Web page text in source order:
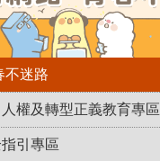
不迷路
人權及轉型正義教育專區
引專區